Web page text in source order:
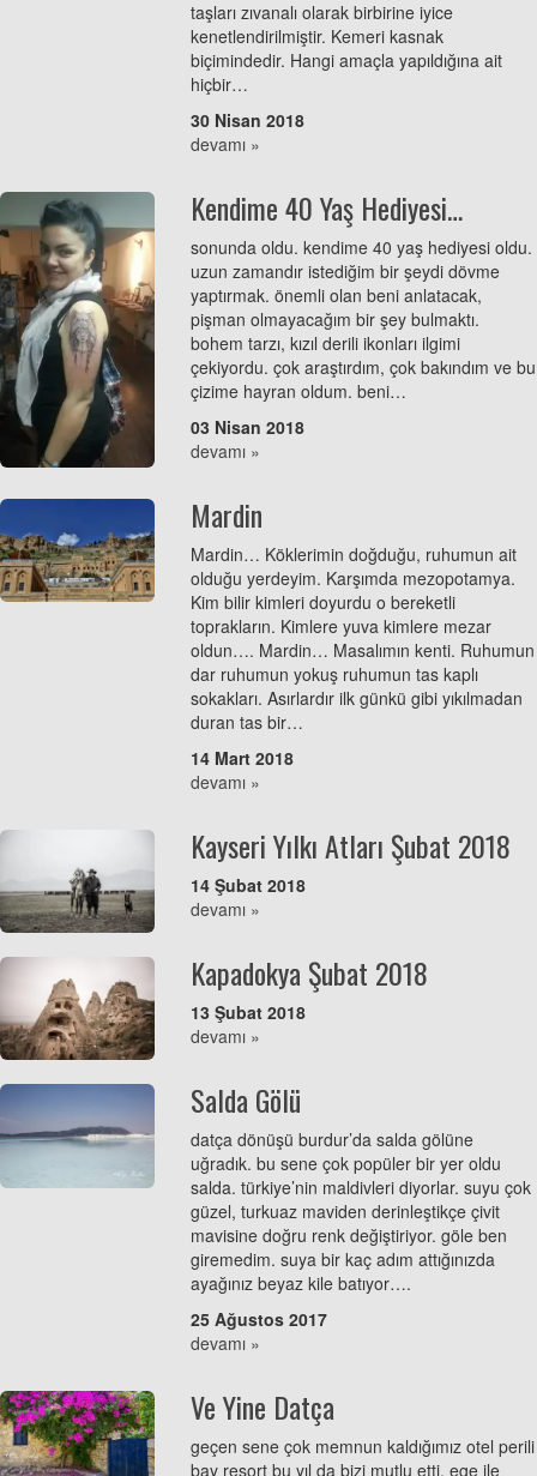
taşları zıvanalı olarak birbirine iyice
kenetlendirilmiştir. Kemeri kasnak
biçimindedir. Hangi amaçla yapıldığına ait
hiçbir…
30 Nisan 2018
devamı »
Kendime 40 Yaş Hediyesi…
sonunda oldu. kendime 40 yaş hediyesi oldu.
uzun zamandır istediğim bir şeydi dövme
yaptırmak. önemli olan beni anlatacak,
pişman olmayacağım bir şey bulmaktı.
bohem tarzı, kızıl derili ikonları ilgimi
çekiyordu. çok araştırdım, çok bakındım ve bu
çizime hayran oldum. beni…
03 Nisan 2018
devamı »
Mardin
Mardin… Köklerimin doğduğu, ruhumun ait
olduğu yerdeyim. Karşımda mezopotamya.
Kim bilir kimleri doyurdu o bereketli
toprakların. Kimlere yuva kimlere mezar
oldun…. Mardin… Masalımın kenti. Ruhumun
dar ruhumun yokuş ruhumun tas kaplı
sokakları. Asırlardır ilk günkü gibi yıkılmadan
duran tas bir…
14 Mart 2018
devamı »
Kayseri Yılkı Atları Şubat 2018
14 Şubat 2018
devamı »
Kapadokya Şubat 2018
13 Şubat 2018
devamı »
Salda Gölü
datça dönüşü burdur’da salda gölüne
uğradık. bu sene çok popüler bir yer oldu
salda. türkiye’nin maldivleri diyorlar. suyu çok
güzel, turkuaz maviden derinleştikçe çivit
mavisine doğru renk değiştiriyor. göle ben
giremedim. suya bir kaç adım attığınızda
ayağınız beyaz kile batıyor….
25 Ağustos 2017
devamı »
Ve Yine Datça
geçen sene çok memnun kaldığımız otel perili
bay resort bu yıl da bizi mutlu etti. ege ile